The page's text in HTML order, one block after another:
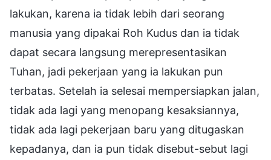
lakukan, karena ia tidak lebih dari seorang
manusia yang dipakai Roh Kudus dan ia tidak
dapat secara langsung merepresentasikan
Tuhan, jadi pekerjaan yang ia lakukan pun
terbatas. Setelah ia selesai mempersiapkan jalan,
tidak ada lagi yang menopang kesaksiannya,
tidak ada lagi pekerjaan baru yang ditugaskan
kepadanya, dan ia pun tidak disebut-sebut lagi